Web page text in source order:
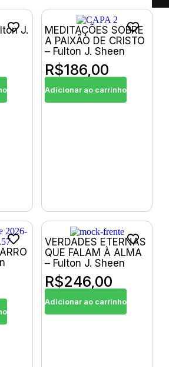
J.
MEDITAÇÕES SOBRE
A PAIXÃO DE CRISTO
– Fulton J. Sheen
R$186,00
Adicionar ao carrinho
VERDADES ETERNAS
QUE FALAM À ALMA
– Fulton J. Sheen
R$246,00
Adicionar ao carrinho